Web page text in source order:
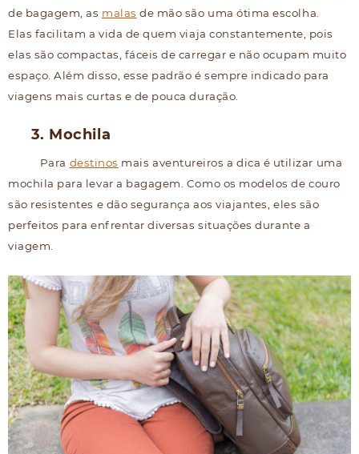
de bagagem, as malas de mão são uma ótima escolha.
Elas facilitam a vida de quem viaja constantemente, pois
elas são compactas, fáceis de carregar e não ocupam muito
espaço. Além disso, esse padrão é sempre indicado para
viagens mais curtas e de pouca duração.
3. Mochila
Para destinos mais aventureiros a dica é utilizar uma
mochila para levar a bagagem. Como os modelos de couro
são resistentes e dão segurança aos viajantes, eles são
perfeitos para enfrentar diversas situações durante a
viagem.